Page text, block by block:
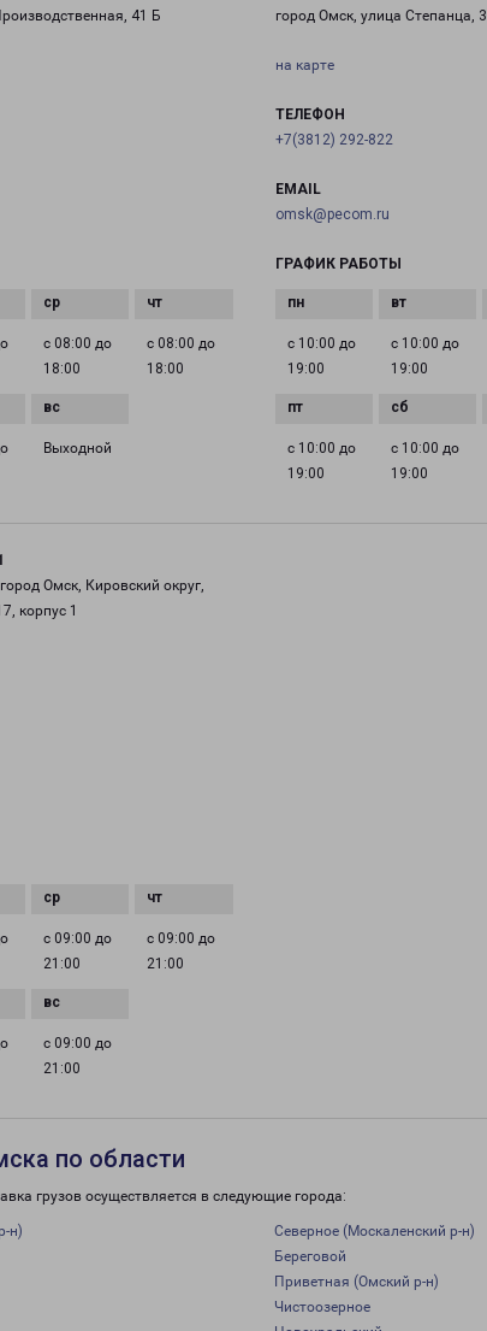
41 Б
с 08:00 до
18:00
с 08:00 до
18:00
Выходной
город Омск, улица Степанца, 3
на карте
ТЕЛЕФОН
+7(3812) 292-822
EMAIL
omsk@pecom.ru
ГРАФИК РАБОТЫ
с 10:00 до
19:00
с 10:00 до
19:00
с 10:00 до
19:00
с 10:00 до
19:00
Омск, Кировский округ,
корпус 1
с 09:00 до
21:00
с 09:00 до
21:00
с 09:00 до
21:00
по области
грузов осуществляется в следующие города:
н) Северное (Москаленский р-н)
Береговой
Приветная (Омский р-н)
Чистоозерное